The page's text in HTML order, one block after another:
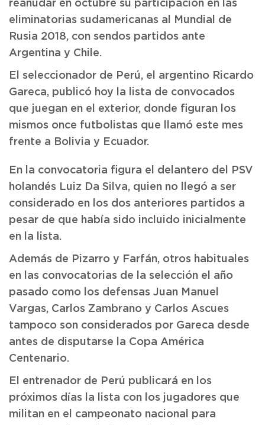
reanudar en octubre su participación en las
eliminatorias sudamericanas al Mundial de
Rusia 2018, con sendos partidos ante
Argentina y Chile.
El seleccionador de Perú, el argentino Ricardo
Gareca, publicó hoy la lista de convocados
que juegan en el exterior, donde figuran los
mismos once futbolistas que llamó este mes
frente a Bolivia y Ecuador.
En la convocatoria figura el delantero del PSV
holandés Luiz Da Silva, quien no llegó a ser
considerado en los dos anteriores partidos a
pesar de que había sido incluido inicialmente
en la lista.
Además de Pizarro y Farfán, otros habituales
en las convocatorias de la selección el año
pasado como los defensas Juan Manuel
Vargas, Carlos Zambrano y Carlos Ascues
tampoco son considerados por Gareca desde
antes de disputarse la Copa América
Centenario.
El entrenador de Perú publicará en los
próximos días la lista con los jugadores que
militan en el campeonato nacional para